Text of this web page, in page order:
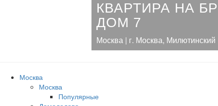
КВАРТИРА НА
ДОМ 7
Москва | г. Москва,
Москва
Москва
Популярные